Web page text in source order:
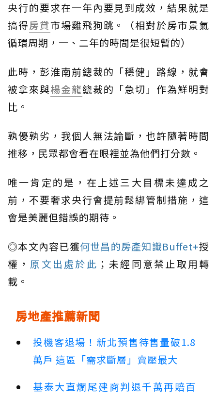
央行的要求在一年內要見到成效，結果就是
搞得房貸市場雞飛狗跳。（相對於房市景氣
循環周期，一、二年的時間是很短暫的）
此時，彭淮南前總裁的「穩健」路線，就會
被拿來與楊金龍總裁的「急切」作為鮮明對
比。
孰優孰劣，我個人無法論斷，也許隨著時間
推移，民眾都會看在眼裡並為他們打分數。
唯一肯定的是，在上述三大目標未達成之
前，不要奢求央行會提前鬆綁管制措施，這
會是美麗但錯誤的期待。
◎本文內容已獲何世昌的房產知識Buffet+授
權， 原文出處於此 ；未經同意禁止取用轉
載。
房地產推薦新聞
投機客退場！新北預售待售量破1.8
萬戶 這區「需求斷層」賣壓最大
基泰大直爛尾建商判退千萬再賠百